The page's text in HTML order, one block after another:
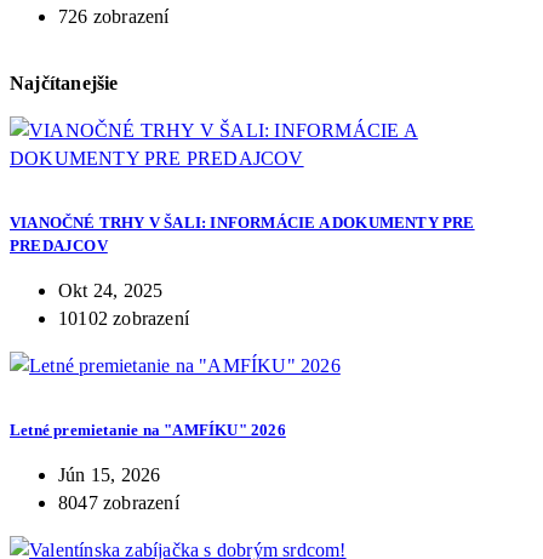
726 zobrazení
Najčítanejšie
VIANOČNÉ TRHY V ŠALI: INFORMÁCIE A DOKUMENTY PRE
PREDAJCOV
Okt 24, 2025
10102 zobrazení
Letné premietanie na "AMFÍKU" 2026
Jún 15, 2026
8047 zobrazení